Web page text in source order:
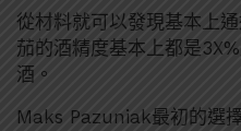
從材料就可以發現基本上
茄的酒精度基本上都是
酒。
Maks Pazuniak最初的選